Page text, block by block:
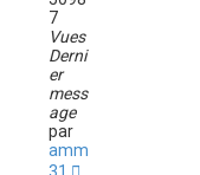
7
Vues
Derni
er
mess
age
par
amm